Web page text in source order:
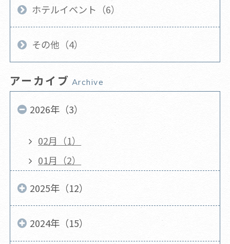
ホテルイベント（6）
その他（4）
アーカイブ Archive
2026年（3）
02月（1）
01月（2）
2025年（12）
2024年（15）